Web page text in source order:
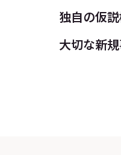
独自の仮
大切な新